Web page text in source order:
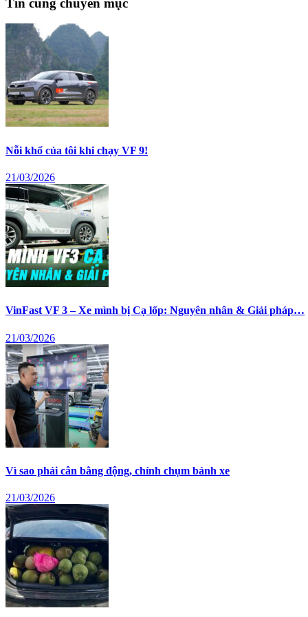
Tin cùng chuyên mục
Nỗi khổ của tôi khi chạy VF 9!
21/03/2026
VinFast VF 3 – Xe mình bị Cạ lốp: Nguyên nhân & Giải pháp…
21/03/2026
Vì sao phải cân bằng động, chỉnh chụm bánh xe
21/03/2026